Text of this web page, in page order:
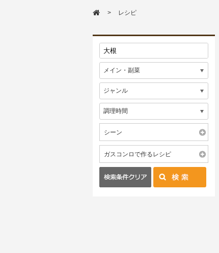
レシピ
シーン
ガスコンロで作るレシピ